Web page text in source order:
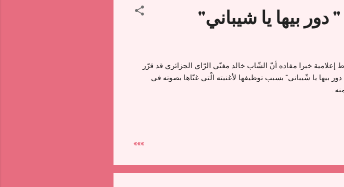
بيها يا شيباني"
خبرا مفاده أنّ الشّاب خالد مغنّي الرّاي الجزائري قد قرّر
بيها يا شّيباني" بسبب توظيفها لأغنيته الْتي غنّاها بصوته في
.
»»»